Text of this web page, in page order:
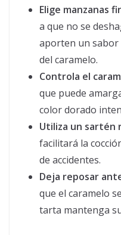
Elige manzanas
a que no se
aporten un
del caramelo.
Controla el
que puede
color dorado
Utiliza un sartén
facilitará la
de accidentes.
Deja reposar
que el caramelo
tarta mantenga